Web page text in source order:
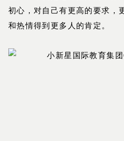
初心，对自己有更高的要求，
和热情得到更多人的肯定。